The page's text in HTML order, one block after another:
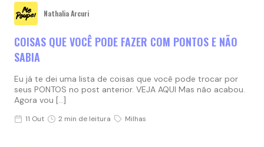
Nathalia Arcuri
COISAS QUE VOCÊ PODE FAZER COM PONTOS E NÃO
SABIA
Eu já te dei uma lista de coisas que você pode trocar por
seus PONTOS no post anterior. VEJA AQUI Mas não acabou.
Agora vou […]
11 Out 2 min de leitura Milhas